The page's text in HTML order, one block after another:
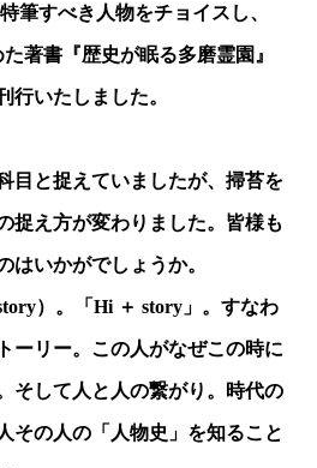
筆すべき人物をチョイスし、
著書『歴史が眠る多磨霊園』
行いたしました。
目と捉えていましたが、掃苔を
捉え方が変わりました。皆様も
はいかがでしょうか。
）。「Hi ＋ story」。すなわ
ーリー。この人がなぜこの時に
そして人と人の繋がり。時代の
その人の「人物史」を知ること